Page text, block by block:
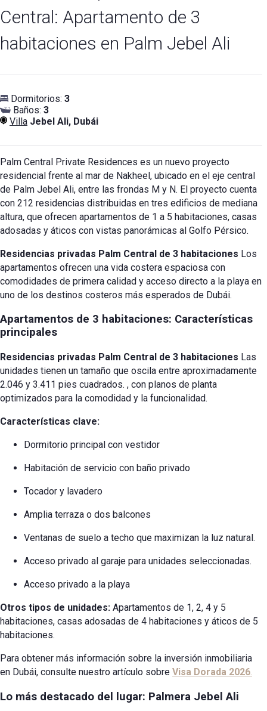
Central: Apartamento de 3
habitaciones en Palm Jebel Ali
Dormitorios: 3
Baños: 3
Villa Jebel Ali, Dubái
Palm Central Private Residences es un nuevo proyecto
residencial frente al mar de Nakheel, ubicado en el eje central
de Palm Jebel Ali, entre las frondas M y N. El proyecto cuenta
con 212 residencias distribuidas en tres edificios de mediana
altura, que ofrecen apartamentos de 1 a 5 habitaciones, casas
adosadas y áticos con vistas panorámicas al Golfo Pérsico.
Residencias privadas Palm Central de 3 habitaciones Los
apartamentos ofrecen una vida costera espaciosa con
comodidades de primera calidad y acceso directo a la playa en
uno de los destinos costeros más esperados de Dubái.
Apartamentos de 3 habitaciones: Características
principales
Residencias privadas Palm Central de 3 habitaciones Las
unidades tienen un tamaño que oscila entre aproximadamente
2.046 y 3.411 pies cuadrados. , con planos de planta
optimizados para la comodidad y la funcionalidad.
Características clave:
Dormitorio principal con vestidor
Habitación de servicio con baño privado
Tocador y lavadero
Amplia terraza o dos balcones
Ventanas de suelo a techo que maximizan la luz natural.
Acceso privado al garaje para unidades seleccionadas.
Acceso privado a la playa
Otros tipos de unidades: Apartamentos de 1, 2, 4 y 5
habitaciones, casas adosadas de 4 habitaciones y áticos de 5
habitaciones.
Para obtener más información sobre la inversión inmobiliaria
en Dubái, consulte nuestro artículo sobre Visa Dorada 2026.
Lo más destacado del lugar: Palmera Jebel Ali